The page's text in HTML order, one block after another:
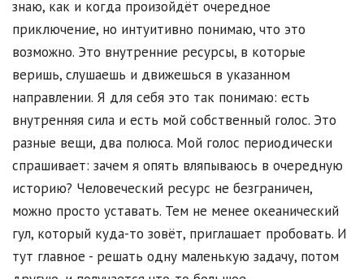
знаю, как и когда произойдёт очередное
приключение, но интуитивно понимаю, что это
возможно. Это внутренние ресурсы, в которые
веришь, слушаешь и движешься в указанном
направлении. Я для себя это так понимаю: есть
внутренняя сила и есть мой собственный голос. Это
разные вещи, два полюса. Мой голос периодически
спрашивает: зачем я опять вляпываюсь в очередную
историю? Человеческий ресурс не безграничен,
можно просто уставать. Тем не менее океанический
гул, который куда-то зовёт, приглашает пробовать. И
тут главное - решать одну маленькую задачу, потом